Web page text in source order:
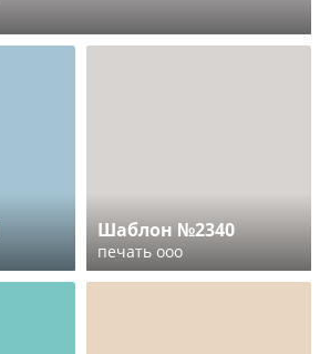
Шаблон №2340
печать ооо